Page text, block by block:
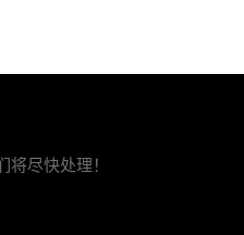
尽快处理！